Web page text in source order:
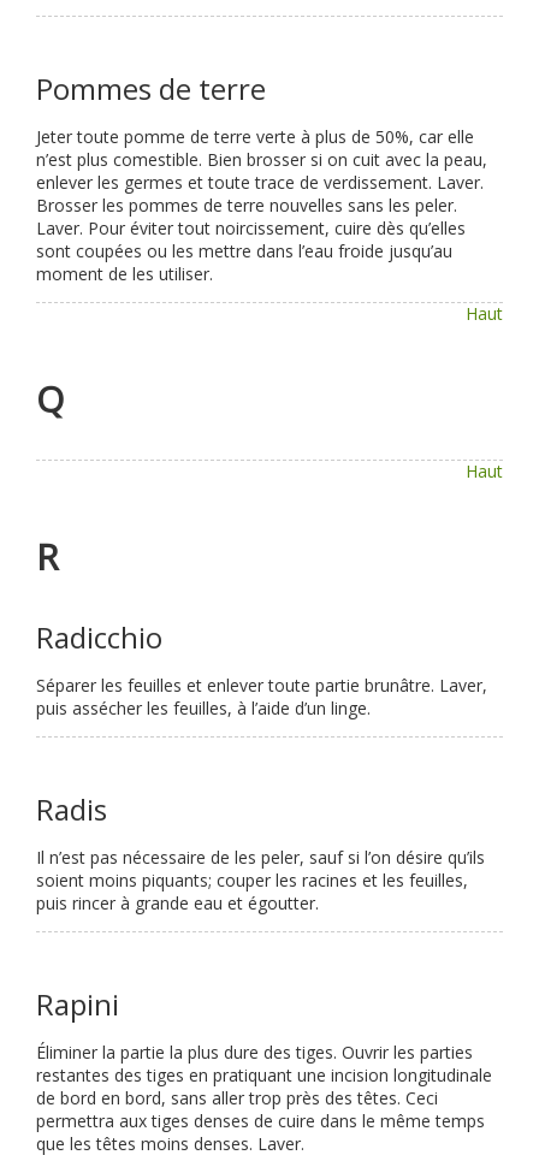
Pommes de terre
Jeter toute pomme de terre verte à plus de 50%, car elle
n’est plus comestible. Bien brosser si on cuit avec la peau,
enlever les germes et toute trace de verdissement. Laver.
Brosser les pommes de terre nouvelles sans les peler.
Laver. Pour éviter tout noircissement, cuire dès qu’elles
sont coupées ou les mettre dans l’eau froide jusqu’au
moment de les utiliser.
Haut
Q
Haut
R
Radicchio
Séparer les feuilles et enlever toute partie brunâtre. Laver,
puis assécher les feuilles, à l’aide d’un linge.
Radis
Il n’est pas nécessaire de les peler, sauf si l’on désire qu’ils
soient moins piquants; couper les racines et les feuilles,
puis rincer à grande eau et égoutter.
Rapini
Éliminer la partie la plus dure des tiges. Ouvrir les parties
restantes des tiges en pratiquant une incision longitudinale
de bord en bord, sans aller trop près des têtes. Ceci
permettra aux tiges denses de cuire dans le même temps
que les têtes moins denses. Laver.